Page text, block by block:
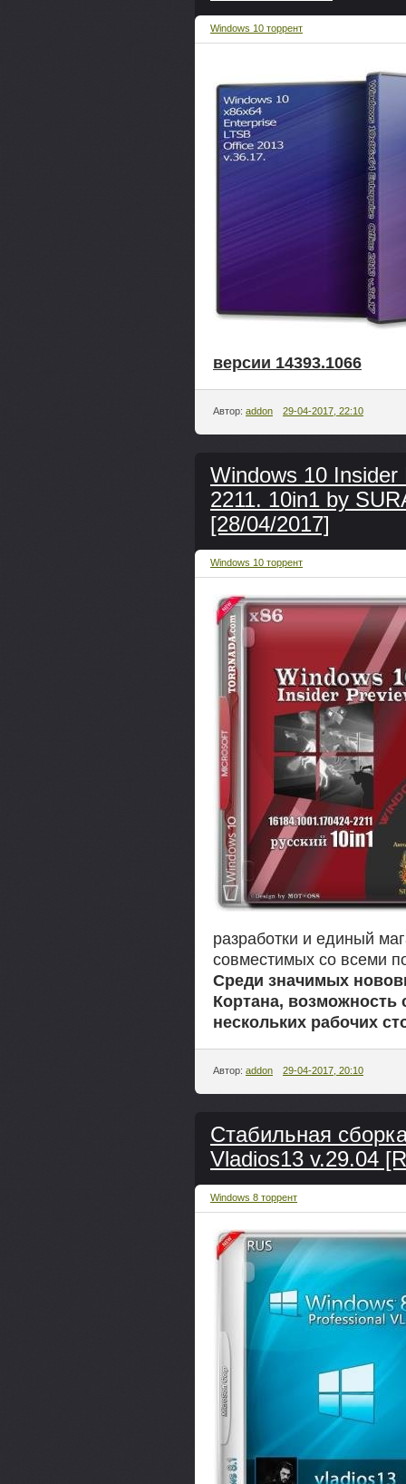
Windows 10 торрент
версии 14393.1066
Автор: addon 29-04-2017, 22:10
Windows 10 Insider
2211. 10in1 by
[28/04/2017]
Windows 10 торрент
разработки и единый
совместимых со всеми
Среди значимых
Кортана, возможность
нескольких рабочих
Автор: addon 29-04-2017, 20:10
Стабильная
Vladios13 v.29.04
Windows 8 торрент